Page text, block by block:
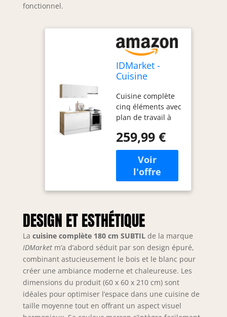
fonctionnel.
IDMarket -
Cuisine
cm Subtil avec
Plan de Travail
Cuisine complète
cinq éléments avec
plan de travail à
effet bois et portes
blanches 2
éléments bas avec
plan de travail
recoupable et 3
éléments hauts de
profondeur
Structure effet bois
et façades
blanches avec
poignée de 11 cm,
cuisine ultra
fonctionnelle
Structure des
éléments et
façades en PB 15
259,99 €
DESIGN ET ESTHÉTIQUE
La cuisine complète 180 cm SUBTILde la marque
IDMarketm’a d’abord séduit par son design épuré,
combinant astucieusement le bois et le blanc pour
créer une ambiance moderne et chaleureuse. Les
dimensions du produit (60 x 60 x 210 cm) sont
idéales pour optimiser l’espace dans une cuisine de
taille moyenne tout en offrant un aspect visuel